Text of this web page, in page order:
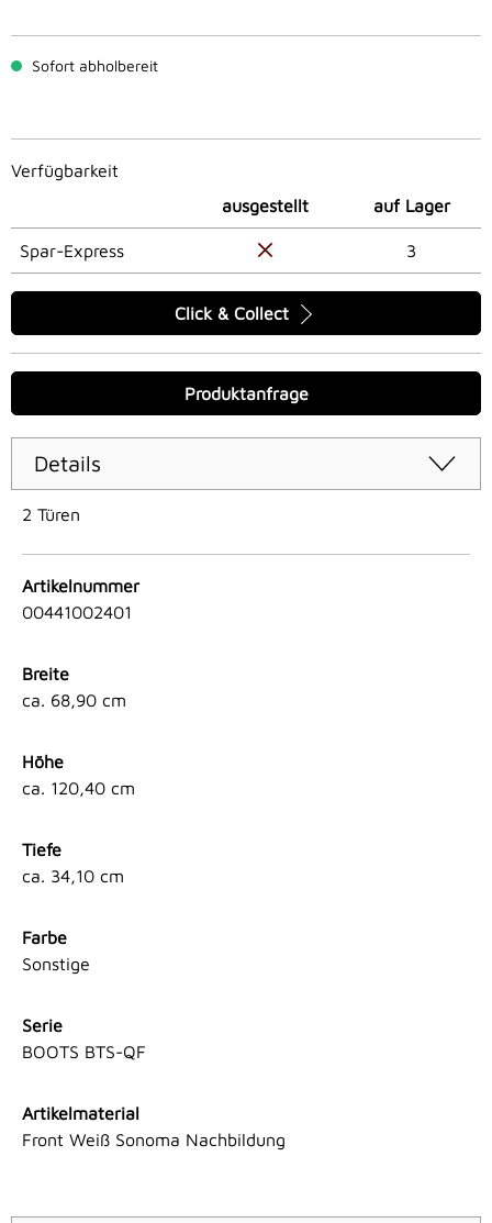
Sofort abholbereit
Verfügbarkeit
ausgestellt
auf Lager
Spar-Express 3
Click & Collect
Produktanfrage
Details
2 Türen
Artikelnummer
00441002401
Breite
ca. 68,90 cm
Höhe
ca. 120,40 cm
Tiefe
ca. 34,10 cm
Farbe
Sonstige
Serie
BOOTS BTS-QF
Artikelmaterial
Front Weiß Sonoma Nachbildung